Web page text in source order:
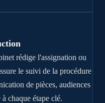
rédige l'assignation ou
le suivi de la procédure
de pièces, audiences
chaque étape clé.